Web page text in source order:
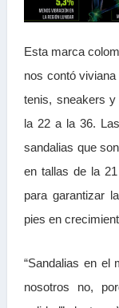
Esta marca
nos contó
tenis, sneakers
la 22 a la 36.
sandalias que
en tallas de la
para garantizar
pies en
“Sandalias en el
nosotros no,